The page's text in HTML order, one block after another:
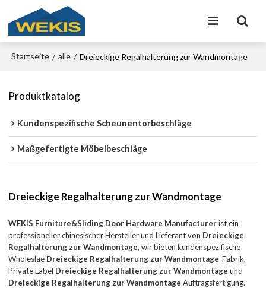
Startseite / alle / Dreieckige Regalhalterung zur Wandmontage
Produktkatalog
Kundenspezifische Scheunentorbeschläge
Maßgefertigte Möbelbeschläge
Dreieckige Regalhalterung zur Wandmontage
WEKIS Furniture&Sliding Door Hardware Manufacturerist ein
professioneller chinesischer Hersteller und Lieferant von Dreieckige
Regalhalterung zur Wandmontage, wir bieten kundenspezifische
Wholeslae Dreieckige Regalhalterung zur Wandmontage-Fabrik,
Private Label Dreieckige Regalhalterung zur Wandmontage und
Dreieckige Regalhalterung zur Wandmontage Auftragsfertigung.